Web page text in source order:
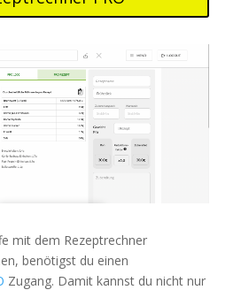
mit dem Rezeptrechner
benötigst du einen
Zugang. Damit kannst du nicht nur